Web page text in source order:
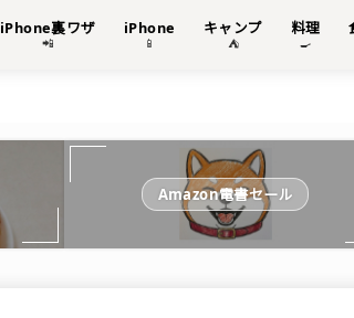
iPhone裏ワザ
📲
iPhone
📱
キャンプ
⛺
料理
🍳
Amazon電書セール